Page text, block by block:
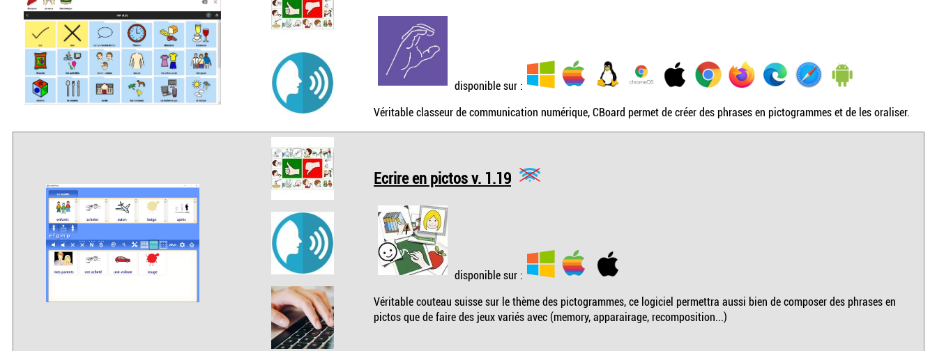
disponible sur :
Véritable classeur de communication numérique, CBoard permet de créer des phrases en pictogrammes et de les oraliser.
Ecrire en pictos v. 1.19
disponible sur :
Véritable couteau suisse sur le thème des pictogrammes, ce logiciel permettra aussi bien de composer des phrases en
pictos que de faire des jeux variés avec (memory, apparairage, recomposition...)